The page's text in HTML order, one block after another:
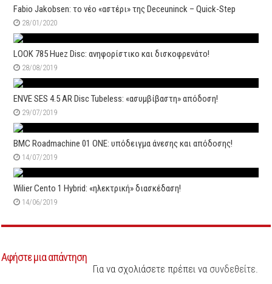
Fabio Jakobsen: το νέο «αστέρι» της Deceuninck – Quick-Step
28/01/2020
LOOK 785 Huez Disc: ανηφορίστικο και δισκοφρενάτο!
28/08/2019
ENVE SES 4.5 AR Disc Tubeless: «ασυμβίβαστη» απόδοση!
29/07/2019
BMC Roadmachine 01 ONE: υπόδειγμα άνεσης και απόδοσης!
14/07/2019
Wilier Cento 1 Hybrid: «ηλεκτρική» διασκέδαση!
14/06/2019
Αφήστε μια απάντηση
Για να σχολιάσετε πρέπει να συνδεθείτε.